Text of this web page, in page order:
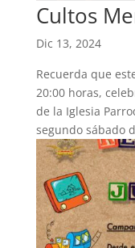
Cultos
Dic 13, 2024
Recuerda que
20:00 horas,
de la Iglesia
segundo sábado